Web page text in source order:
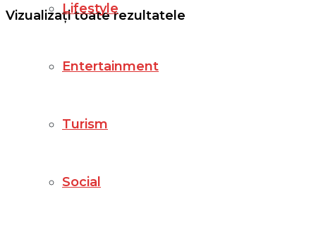
Vizualizați toate rezultatele
Lifestyle
Entertainment
Turism
Social